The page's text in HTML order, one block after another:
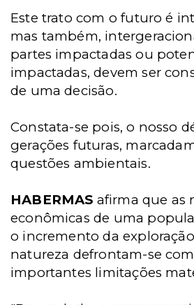
Este trato com o futuro é
mas também,
partes impactadas ou
impactadas, devem ser
de uma decisão.
Constata-se pois, o nosso
gerações futuras,
questões ambientais.
HABERMAS afirma que as
econômicas de uma
o incremento da
natureza defrontam-se
importantes limitações